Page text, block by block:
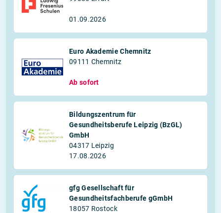
01.09.2026
Euro Akademie Chemnitz
09111 Chemnitz
Ab sofort
Bildungszentrum für
Gesundheitsberufe Leipzig (BzGL)
GmbH
04317 Leipzig
17.08.2026
gfg Gesellschaft für
Gesundheitsfachberufe gGmbH
18057 Rostock